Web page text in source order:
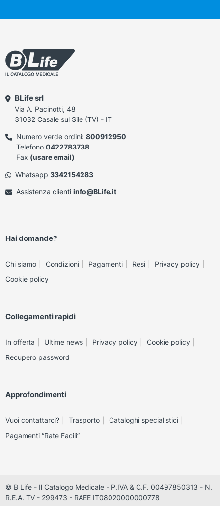
BLife srl
Via A. Pacinotti, 48
31032 Casale sul Sile (TV) - IT
Numero verde ordini: 800912950
Telefono 0422783738
Fax (usare email)
Whatsapp 3342154283
Assistenza clienti info@BLife.it
Hai domande?
Chi siamo Condizioni Pagamenti Resi
Privacy policy
Cookie policy
Collegamenti rapidi
In offerta Ultime news Privacy policy
Cookie policy
Recupero password
Approfondimenti
Vuoi contattarci? Trasporto
Cataloghi specialistici
Pagamenti “Rate Facili”
© B Life - Il Catalogo Medicale - P.IVA & C.F. 00497850313 - N.
R.E.A. TV - 299473 - RAEE IT08020000000778